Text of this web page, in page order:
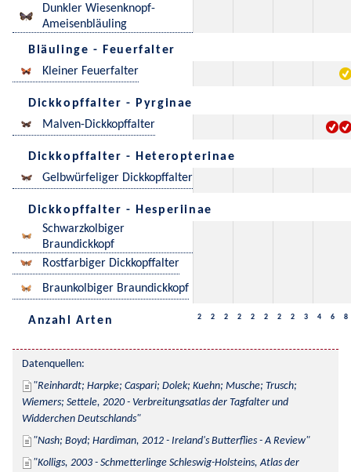
Dunkler Wiesenknopf-
Ameisenbläuling
Bläulinge - Feuerfalter
Kleiner Feuerfalter
Dickkopffalter - Pyrginae
Malven-Dickkopffalter
Dickkopffalter - Heteropterinae
Gelbwürfeliger Dickkopffalter
Dickkopffalter - Hesperiinae
Schwarzkolbiger
Braundickkopf
Rostfarbiger Dickkopffalter
Braunkolbiger Braundickkopf
Anzahl Arten 2 2 2 2 2 2 2 2 3 4 6 8
Datenquellen:
Reinhardt; Harpke; Caspari; Dolek; Kuehn; Musche; Trusch;
Wiemers; Settele, 2020 - Verbreitungsatlas der Tagfalter und
Widderchen Deutschlands
Nash; Boyd; Hardiman, 2012 - Ireland's Butterflies - A Review
Kolligs, 2003 - Schmetterlinge Schleswig-Holsteins, Atlas der